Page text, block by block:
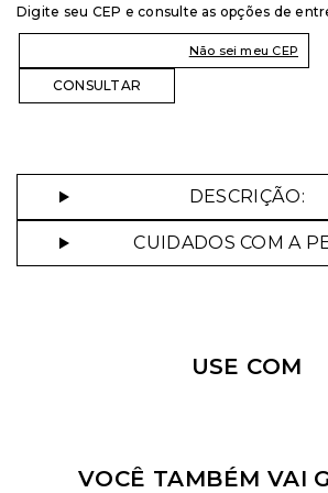
36
Digite seu CEP e consulte as opções de
Não sei meu CEP
DESCRIÇÃO:
CUIDADOS COM A
USE COM
VOCÊ TAMBÉM VAI